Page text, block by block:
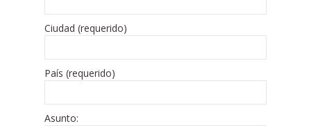
Ciudad (requerido)
País (requerido)
Asunto: